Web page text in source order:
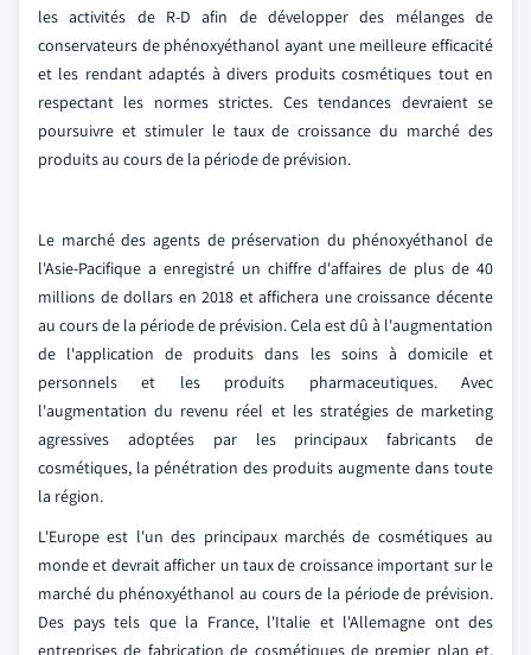
les activités de R-D afin de développer des mélanges de
conservateurs de phénoxyéthanol ayant une meilleure efficacité
et les rendant adaptés à divers produits cosmétiques tout en
respectant les normes strictes. Ces tendances devraient se
poursuivre et stimuler le taux de croissance du marché des
produits au cours de la période de prévision.
Le marché des agents de préservation du phénoxyéthanol de
l'Asie-Pacifique a enregistré un chiffre d'affaires de plus de 40
millions de dollars en 2018 et affichera une croissance décente
au cours de la période de prévision. Cela est dû à l'augmentation
de l'application de produits dans les soins à domicile et
personnels et les produits pharmaceutiques. Avec
l'augmentation du revenu réel et les stratégies de marketing
agressives adoptées par les principaux fabricants de
cosmétiques, la pénétration des produits augmente dans toute
la région.
L'Europe est l'un des principaux marchés de cosmétiques au
monde et devrait afficher un taux de croissance important sur le
marché du phénoxyéthanol au cours de la période de prévision.
Des pays tels que la France, l'Italie et l'Allemagne ont des
entreprises de fabrication de cosmétiques de premier plan et,